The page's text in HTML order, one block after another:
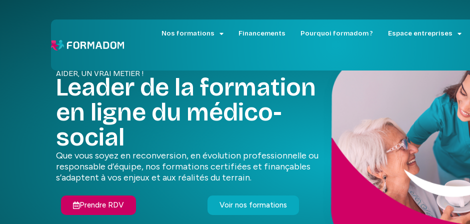
Nos formations Financements Pourquoi formadom ? Espace entreprises
AIDER, UN VRAI MÉTIER !
Leader de la formation
en ligne du médico-
social
Que vous soyez en reconversion, en évolution professionnelle ou
responsable d’équipe, nos formations certifiées et finançables
s’adaptent à vos enjeux et aux réalités du terrain.
Prendre RDV Voir nos formations